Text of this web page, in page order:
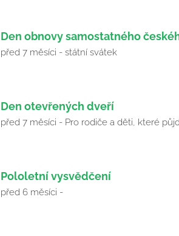
Den obnovy samostatného
před 7 měsíci - státní svátek
Den otevřených dveří
před 7 měsíci - Pro rodiče a děti, které
Pololetní vysvědčení
před 6 měsíci -